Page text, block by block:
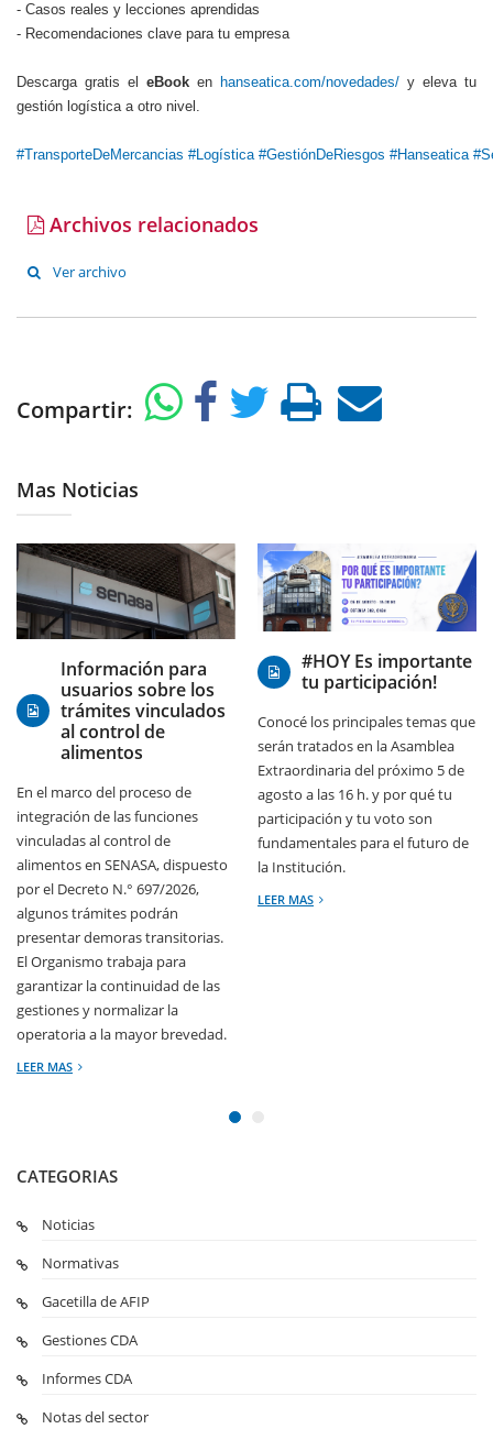
- Casos reales y lecciones aprendidas
- Recomendaciones clave para tu empresa
Descarga gratis el eBook en hanseatica.com/novedades/ y eleva tu
gestión logística a otro nivel.
#TransporteDeMercancias #Logística #GestiónDeRiesgos #Hanseatica
Archivos relacionados
Ver archivo
Compartir:
Mas Noticias
05/08/2026
Información para
usuarios sobre los
trámites vinculados
al control de
alimentos
En el marco del proceso de
integración de las funciones
vinculadas al control de
alimentos en SENASA, dispuesto
por el Decreto N.° 697/2026,
algunos trámites podrán
presentar demoras transitorias.
El Organismo trabaja para
garantizar la continuidad de las
gestiones y normalizar la
operatoria a la mayor brevedad.
LEER MAS
05/08/2026
#HOY Es importante
tu participación!
Conocé los principales temas que
serán tratados en la Asamblea
Extraordinaria del próximo 5 de
agosto a las 16 h. y por qué tu
participación y tu voto son
fundamentales para el futuro de
la Institución.
LEER MAS
CATEGORIAS
Noticias
Normativas
Gacetilla de AFIP
Gestiones CDA
Informes CDA
Notas del sector